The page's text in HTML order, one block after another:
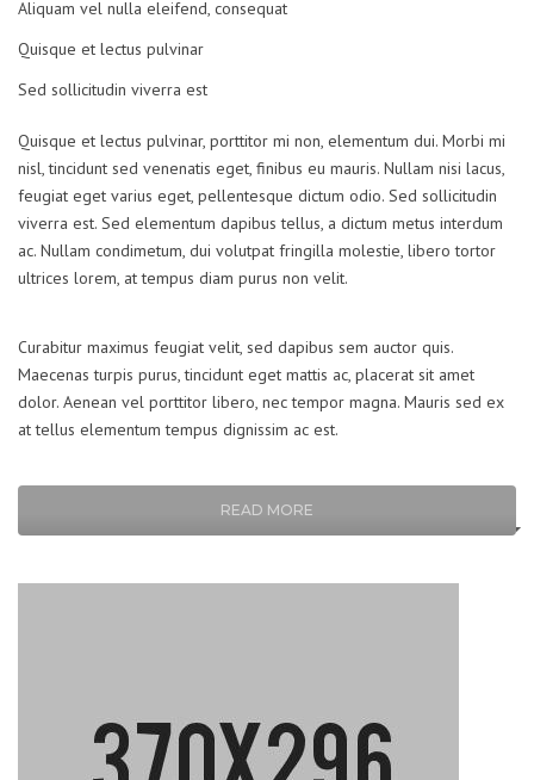
Aliquam vel nulla eleifend, consequat
Quisque et lectus pulvinar
Sed sollicitudin viverra est
Quisque et lectus pulvinar, porttitor mi non, elementum dui. Morbi mi
nisl, tincidunt sed venenatis eget, finibus eu mauris. Nullam nisi lacus,
feugiat eget varius eget, pellentesque dictum odio. Sed sollicitudin
viverra est. Sed elementum dapibus tellus, a dictum metus interdum
ac. Nullam condimetum, dui volutpat fringilla molestie, libero tortor
ultrices lorem, at tempus diam purus non velit.
Curabitur maximus feugiat velit, sed dapibus sem auctor quis.
Maecenas turpis purus, tincidunt eget mattis ac, placerat sit amet
dolor. Aenean vel porttitor libero, nec tempor magna. Mauris sed ex
at tellus elementum tempus dignissim ac est.
READ MORE